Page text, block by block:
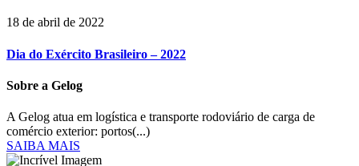
18 de abril de 2022
Dia do Exército Brasileiro – 2022
Sobre a Gelog
A Gelog atua em logística e transporte rodoviário de carga de
comércio exterior: portos(...)
SAIBA MAIS